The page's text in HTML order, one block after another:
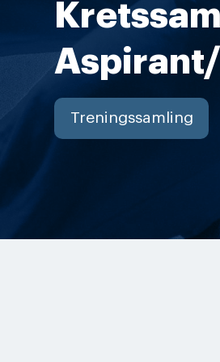
Treningssamling